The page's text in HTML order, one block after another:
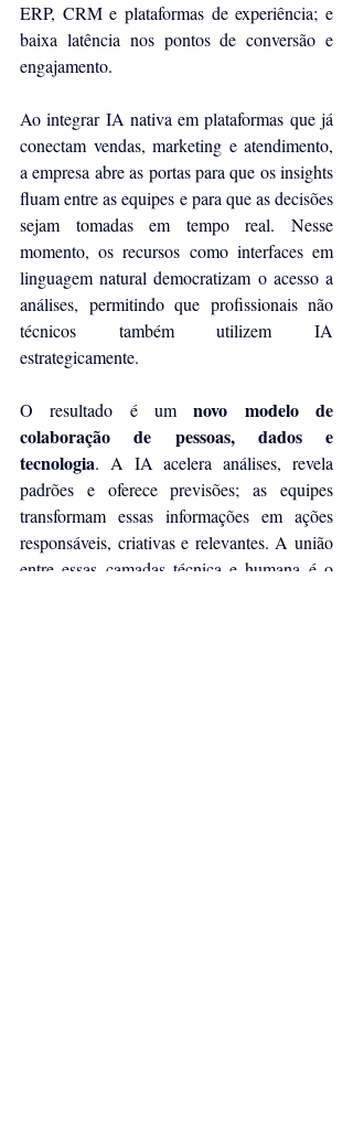
ERP, CRM e plataformas de experiência; e
baixa latência nos pontos de conversão e
engajamento.
Ao integrar IA nativa em plataformas que já
conectam vendas, marketing e atendimento,
a empresa abre as portas para que os insights
fluam entre as equipes e para que as decisões
sejam tomadas em tempo real. Nesse
momento, os recursos como interfaces em
linguagem natural democratizam o acesso a
análises, permitindo que profissionais não
técnicos também utilizem IA
estrategicamente.
O resultado é um novo modelo de
colaboração de pessoas, dados e
tecnologia. A IA acelera análises, revela
padrões e oferece previsões; as equipes
transformam essas informações em ações
responsáveis, criativas e relevantes. A união
entre essas camadas técnica e humana é o